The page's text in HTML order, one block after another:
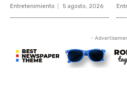
Entretenimiento 5 agosto, 2026
-